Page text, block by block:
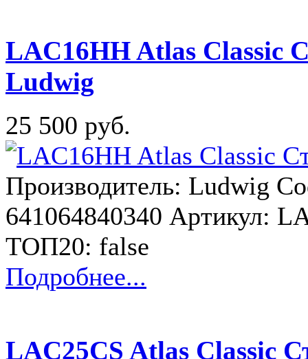
LAC16HH Atlas Classic
Ludwig
25 500 руб.
Производитель: Ludwig
641064840340 Артикул:
ТОП20: false
Подробнее...
LAC25CS Atlas Classic